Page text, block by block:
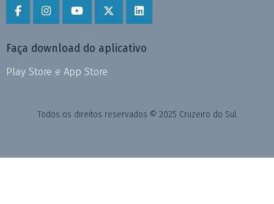
Faça download do aplicativo
Play Store e App Store
Todos os direitos reservados © 2025 Cruzeiro do Sul